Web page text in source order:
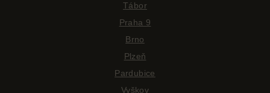
Tábor
Praha 9
Brno
Plzeň
Pardubice
Vyškov